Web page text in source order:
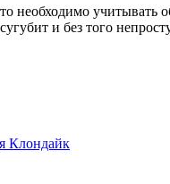
необходимо
и без того
Клондайк